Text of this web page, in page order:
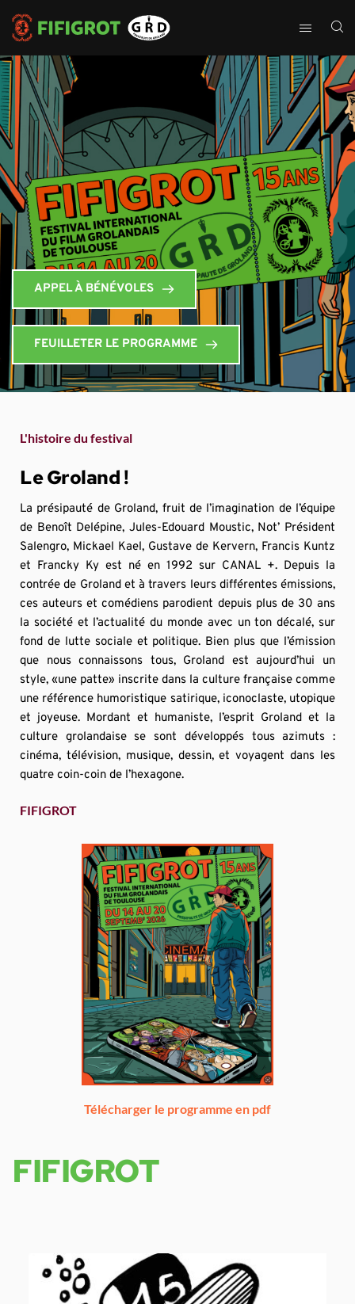
APPEL À BÉNÉVOLES
FEUILLETER LE PROGRAMME
FIFIGROT
L'histoire du festival
Le Groland !
La présipauté de Groland, fruit de l’imagination de l’équipe
de Benoît Delépine, Jules-Edouard Moustic, Not’ Président
Salengro, Mickael Kael, Gustave de Kervern, Francis Kuntz
et Francky Ky est né en 1992 sur CANAL +. Depuis la
contrée de Groland et à travers leurs différentes émissions,
ces auteurs et comédiens parodient depuis plus de 30 ans
la société et l’actualité du monde avec un ton décalé, sur
fond de lutte sociale et politique. Bien plus que l’émission
que nous connaissons tous, Groland est aujourd’hui un
style, «une patte» inscrite dans la culture française comme
une référence humoristique satirique, iconoclaste, utopique
et joyeuse. Mordant et humaniste, l’esprit Groland et la
culture grolandaise se sont développés tous azimuts :
cinéma, télévision, musique, dessin, et voyagent dans les
quatre coin-coin de l’hexagone.
FIFIGROT
Télécharger le programme en pdf